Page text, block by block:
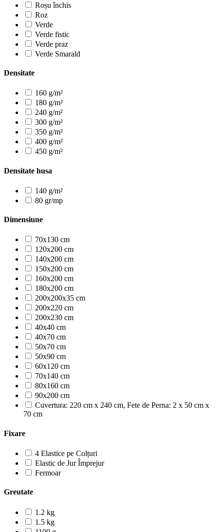
Roșu închis
Roz
Verde
Verde fistic
Verde praz
Verde Smarald
Densitate
160 g/m²
180 g/m²
240 g/m²
300 g/m²
350 g/m²
400 g/m²
450 g/m²
Densitate husa
140 g/m²
80 gr/mp
Dimensiune
70x130 cm
120x200 cm
140x200 cm
150x200 cm
160x200 cm
180x200 cm
200x200x35 cm
200x220 cm
200x230 cm
40x40 cm
40x70 cm
50x70 cm
50x90 cm
60x120 cm
70x140 cm
80x160 cm
90x200 cm
Cuvertura: 220 cm x 240 cm, Fete de Perna: 2 x 50 cm x
70 cm
Fixare
4 Elastice pe Colțuri
Elastic de Jur Împrejur
Fermoar
Greutate
1.2 kg
1.5 kg